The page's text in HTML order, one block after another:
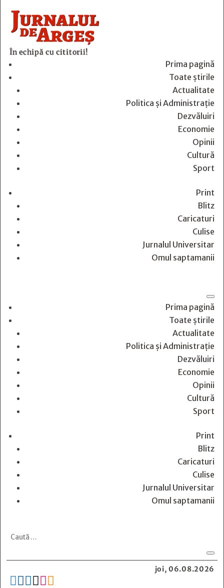
În echipă cu cititorii!
Prima pagină
Toate știrile
Actualitate
Politica și Administrație
Dezvăluiri
Economie
Opinii
Cultură
Sport
Print
Blitz
Caricaturi
Culise
Jurnalul Universitar
Omul saptamanii
Prima pagină
Toate știrile
Actualitate
Politica și Administrație
Dezvăluiri
Economie
Opinii
Cultură
Sport
Print
Blitz
Caricaturi
Culise
Jurnalul Universitar
Omul saptamanii
joi, 06.08.2026
     